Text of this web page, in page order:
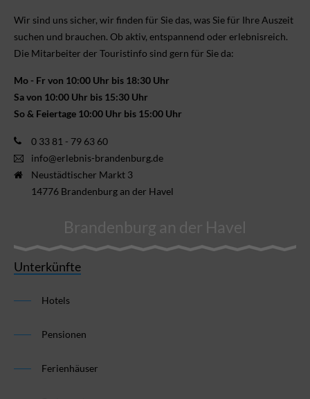
Wir sind uns sicher, wir finden für Sie das, was Sie für Ihre Aus­zeit
suchen und brauchen. Ob aktiv, ent­spannend oder erlebnis­reich.
Die Mitarbeiter der Touristinfo sind gern für Sie da:
Mo - Fr von 10:00 Uhr bis 18:30 Uhr
Sa von 10:00 Uhr bis 15:30 Uhr
So & Feiertage 10:00 Uhr bis 15:00 Uhr
0 33 81 - 79 63 60
info@erlebnis-brandenburg.de
Neustädtischer Markt 3
14776 Brandenburg an der Havel
Brandenburg an der Havel
Unterkünfte
Hotels
Pensionen
Ferienhäuser